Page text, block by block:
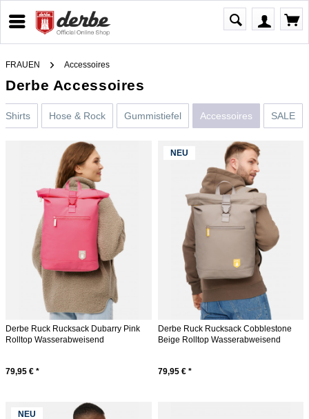
FRAUEN Accessoires
Derbe Accessoires
Shirts Hose & Rock Gummistiefel Accessoires SALE
Derbe Ruck Rucksack Dubarry Pink
Rolltop Wasserabweisend
79,95 € *
NEU
Derbe Ruck Rucksack Cobblestone
Beige Rolltop Wasserabweisend
79,95 € *
NEU